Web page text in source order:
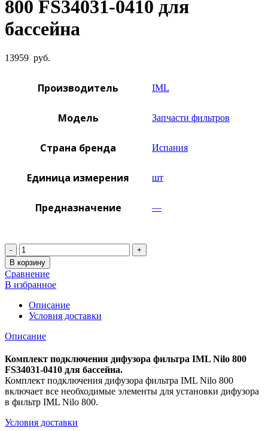
800 FS34031-0410 для
бассейна
13959 руб.
Производитель IML
Модель Запчасти фильтров
Страна бренда Испания
Единица измерения шт
Предназначение —
Количество
В корзину
Сравнение
В избранное
Описание
Условия доставки
Описание
Комплект подключения дифузора фильтра IML Nilo 800
FS34031-0410 для бассейна.
Комплект подключения дифузора фильтра IML Nilo 800
включает все необходимые элементы для установки дифузора
в фильтр IML Nilo 800.
Условия доставки